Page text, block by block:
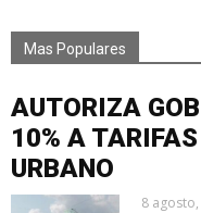
Mas Populares
AUTORIZA
10% A
URBANO
8